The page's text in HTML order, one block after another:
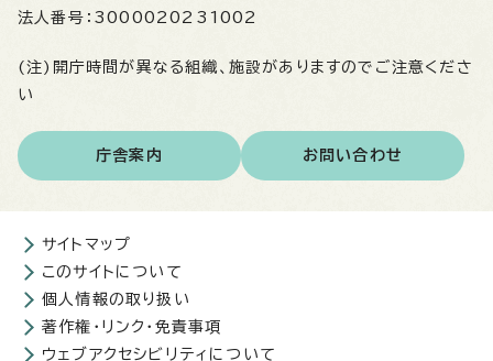
法人番号： 3000020231002
(注)開庁時間が異なる組織、施設がありますのでご注意くださ
い
庁舎案内 お問い合わせ
サイトマップ
このサイトについて
個人情報の取り扱い
著作権・リンク・免責事項
ウェブアクセシビリティについて